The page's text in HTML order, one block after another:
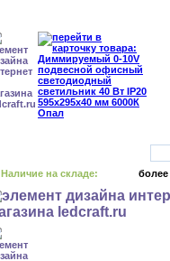
Наличие на складе: более